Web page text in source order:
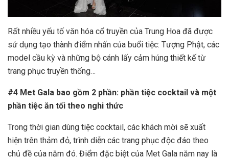
Rất nhiều yếu tố văn hóa cổ truyền của Trung Hoa đã được
sử dụng tạo thành điểm nhấn của buổi tiệc: Tượng Phật, các
model cầu kỳ và những bộ cánh lấy cảm húng thiết kế từ
trang phục truyền thống…
#4 Met Gala bao gồm 2 phần: phần tiệc cocktail và một
phần tiệc ăn tối theo nghi thức
Trong thời gian dùng tiệc cocktail, các khách mời sẽ xuất
hiện trên thảm đỏ, trình diễn các trang phục độc đáo theo
chủ đề của năm đó. Điểm đặc biệt của Met Gala năm nay là